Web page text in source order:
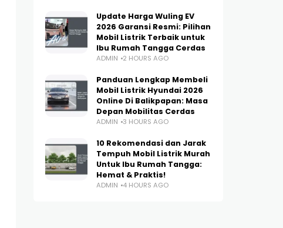
Update Harga Wuling EV
2026 Garansi Resmi: Pilihan
Mobil Listrik Terbaik untuk
Ibu Rumah Tangga Cerdas
ADMIN 2 HOURS AGO
Panduan Lengkap Membeli
Mobil Listrik Hyundai 2026
Online Di Balikpapan: Masa
Depan Mobilitas Cerdas
ADMIN 3 HOURS AGO
10 Rekomendasi dan Jarak
Tempuh Mobil Listrik Murah
Untuk Ibu Rumah Tangga:
Hemat & Praktis!
ADMIN 4 HOURS AGO